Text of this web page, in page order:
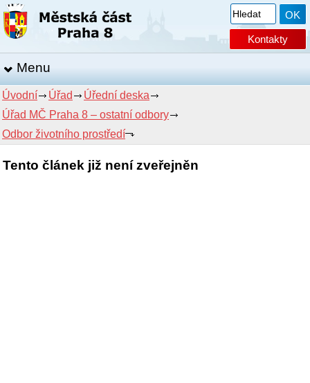
Kontakty
Menu
Úvodní Úřad
Úřední deska
Úřad MČ Praha 8 – ostatní odbory
Odbor životního prostředí
Tento článek již není zveřejněn